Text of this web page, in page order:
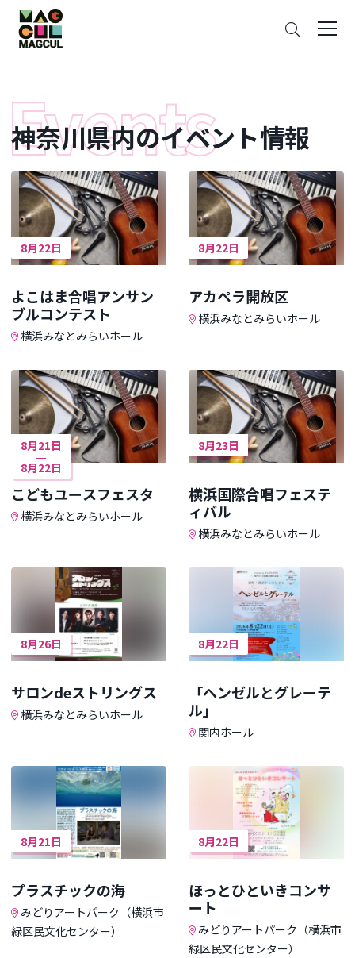
ン
テ
ン
ス
キ
ッ
プ
神奈川県内のイベント情報
8月22日
よこはま合唱アンサン
ブルコンテスト
横浜みなとみらいホール
8月22日
アカペラ開放区
横浜みなとみらいホール
8月21日
8月22日
こどもユースフェスタ
横浜みなとみらいホール
8月23日
横浜国際合唱フェステ
ィバル
横浜みなとみらいホール
8月26日
サロンdeストリングス
横浜みなとみらいホール
8月22日
「ヘンゼルとグレーテ
ル」
関内ホール
8月21日
プラスチックの海
みどりアートパーク（横浜市
緑区民文化センター）
8月22日
ほっとひといきコンサ
ート
みどりアートパーク（横浜市
緑区民文化センター）